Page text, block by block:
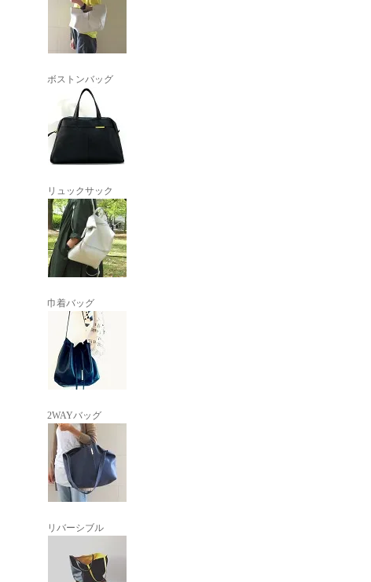
ボストンバッグ
リュックサック
巾着バッグ
2WAYバッグ
リバーシブル